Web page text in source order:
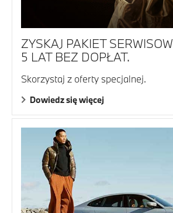
ZYSKAJ PAKIET
5 LAT BEZ DOPŁAT.
Skorzystaj z oferty specjalnej.
Dowiedz się więcej